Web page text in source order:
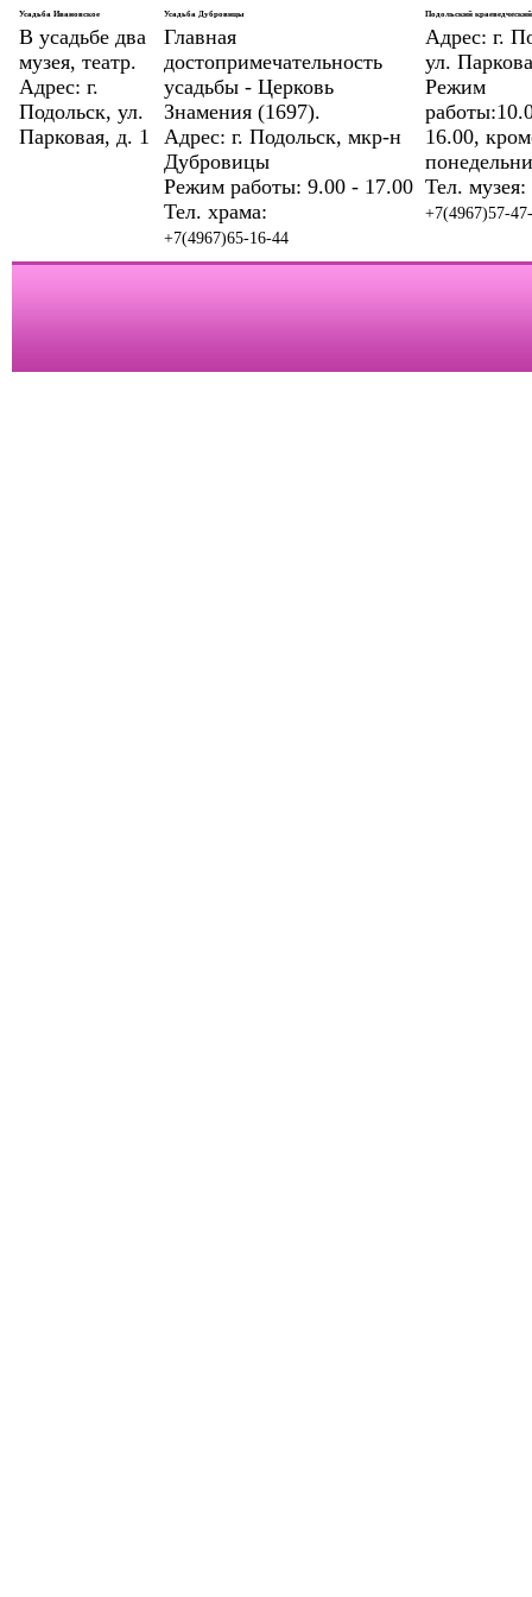
Annonce lue Annonce lue fermée Annonce lue fermée
Annonce non lue
Annonce non
laquelle j'ai posté
Post-it lu
Post-it lu fermé Post-it lu fermé dans lequel j'ai
Post-it non lu fermé Post-it non lu fermé
Усадьба Ивановское
В усадьбе два
музея, театр.
Адрес: г.
Подольск, ул.
Парковая, д. 1
Усадьба Дубровицы
Главная
достопримечательность
усадьбы - Церковь
Знамения (1697).
Адрес: г. Подольск, мкр-н
Дубровицы
Режим работы: 9.00 - 17.00
Тел. храма:
+7(4967)65-16-44
Подольский
Адрес: г.
ул.
Режим
16.00,
Тел. музея:
+7(4967)57-